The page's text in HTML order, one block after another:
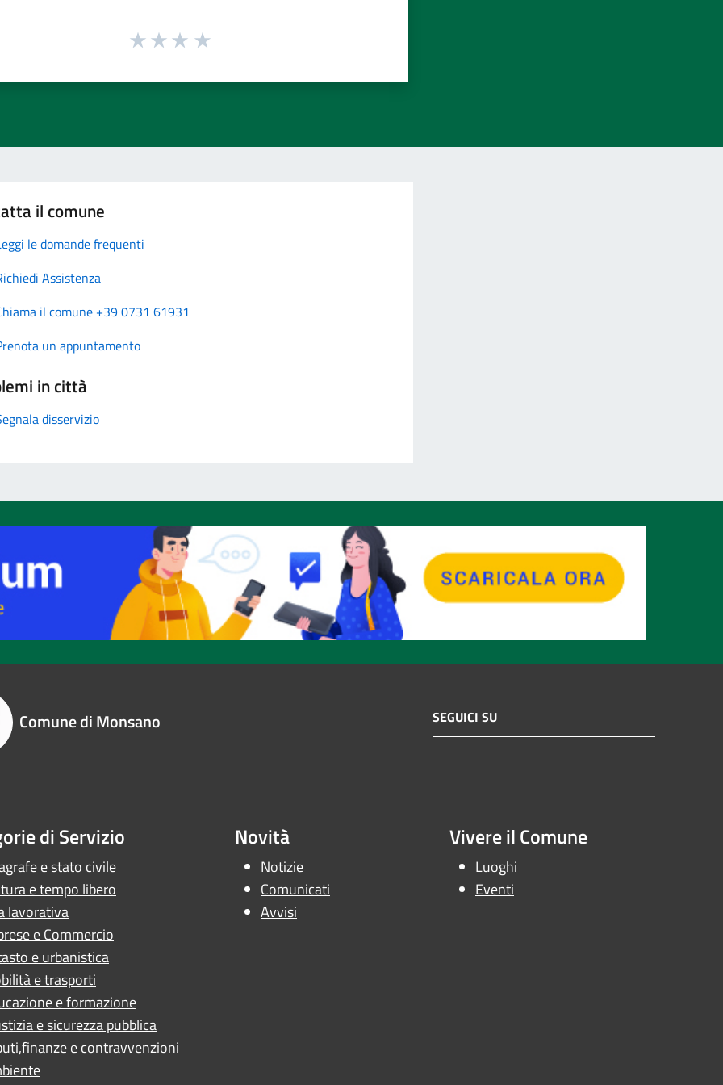
il comune
le domande frequenti
Assistenza
il comune +39 0731 61931
un appuntamento
in città
disservizio
Comune di Monsano SEGUICI SU
di Servizio
e stato civile
e tempo libero
lavorativa
e Commercio
e urbanistica
e trasporti
e formazione
e sicurezza pubblica
e contravvenzioni
Novità
Notizie
Comunicati
Avvisi
Vivere il Comune
Luoghi
Eventi